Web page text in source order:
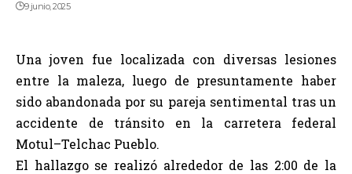
9 junio, 2025
Una joven fue localizada con diversas lesiones
entre la maleza, luego de presuntamente haber
sido abandonada por su pareja sentimental tras un
accidente de tránsito en la carretera federal
Motul–Telchac Pueblo.
El hallazgo se realizó alrededor de las 2:00 de la